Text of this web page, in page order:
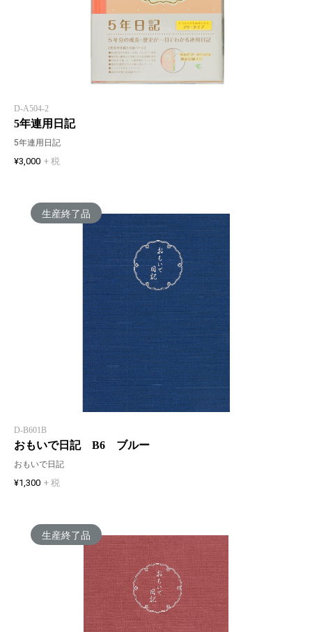
D-A504-2
5年連用日記
5年連用日記
¥3,000 + 税
生産終了品
D-B601B
おもいで日記 B6 ブルー
おもいで日記
¥1,300 + 税
生産終了品